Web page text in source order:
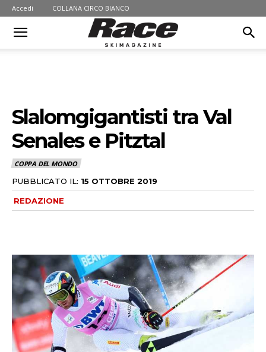
Accedi COLLANA CIRCO BIANCO
Slalomgigantisti tra Val
Senales e Pitztal
COPPA DEL MONDO
PUBBLICATO IL: 15 OTTOBRE 2019
REDAZIONE